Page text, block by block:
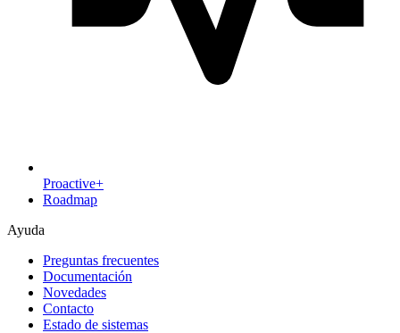
Proactive+
Roadmap
Ayuda
Preguntas frecuentes
Documentación
Novedades
Contacto
Estado de sistemas